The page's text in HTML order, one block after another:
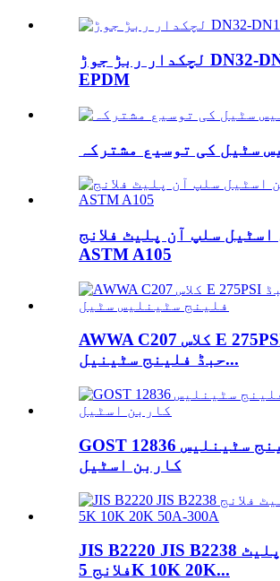
لچکدار ربڑ جوڑ DN32-DN1600
EPDM
سٹیل کی توسیع مشترکہ
سلپ آن پلیٹ فلانج
ASTM A105
AWWA C207 کلاس E 275PSI اسٹیل
حبڈ فلینج سٹینیل...
GOST 12836 بلائنڈ فلینج سٹینلیس
کاربن اسٹیل
JIS B2220 JIS B2238 ویلڈنگ پلیٹ
فلانج 5K 10K 20K...